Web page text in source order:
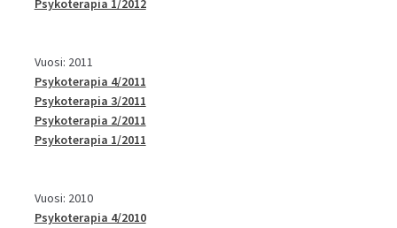
Psykoterapia 1/2012
Vuosi: 2011
Psykoterapia 4/2011
Psykoterapia 3/2011
Psykoterapia 2/2011
Psykoterapia 1/2011
Vuosi: 2010
Psykoterapia 4/2010